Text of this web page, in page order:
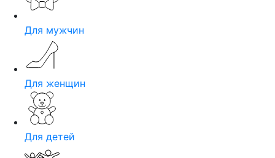
Для мужчин
Для женщин
Для детей